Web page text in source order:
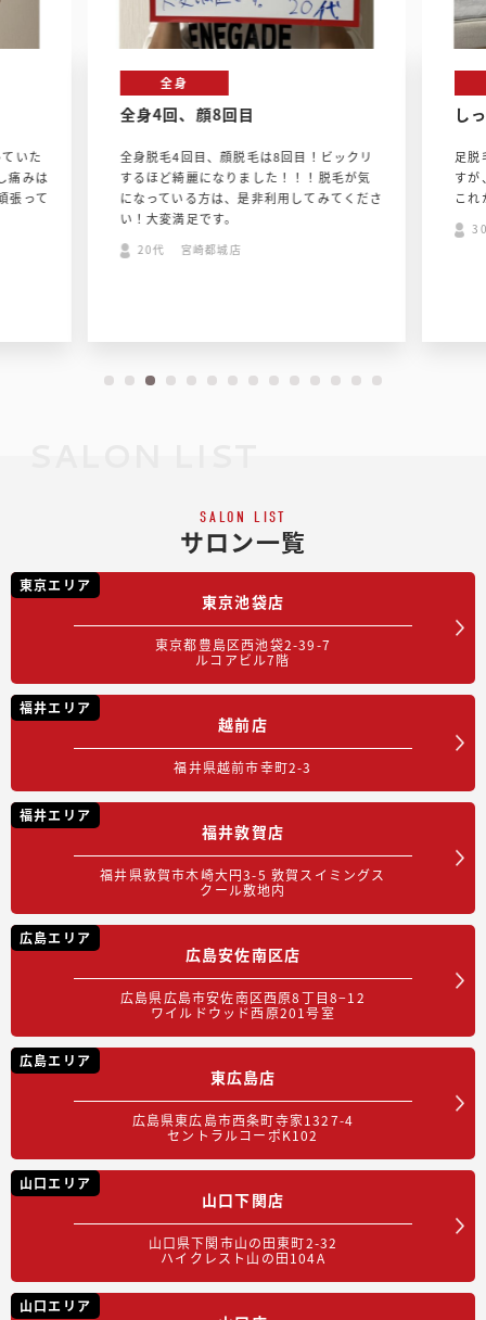
いた
痛みは
張って
全身
全身4回、顔8回目
全身脱毛4回目、顔脱毛は8回目！ビックリ
するほど綺麗になりました！！！脱毛が気
になっている方は、是非利用してみてくださ
い！大変満足です。
20代 宮崎都城店
し
足脱
すが
これ
SALON LIST
サロン一覧
東京エリア
東京池袋店
東京都豊島区西池袋2-39-7
ルコアビル7階
福井エリア
越前店
福井県越前市幸町2-3
福井エリア
福井敦賀店
福井県敦賀市木崎大円3-5 敦賀スイミングス
クール敷地内
広島エリア
広島安佐南区店
広島県広島市安佐南区西原8丁目8−12
ワイルドウッド西原201号室
広島エリア
東広島店
広島県東広島市西条町寺家1327-4
セントラルコーポK102
山口エリア
山口下関店
山口県下関市山の田東町2-32
ハイクレスト山の田104A
山口エリア